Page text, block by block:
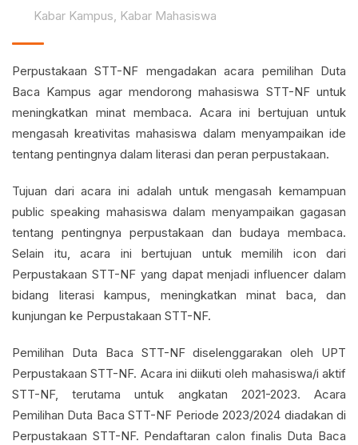
Kabar Kampus, Kabar Mahasiswa
Perpustakaan STT-NF mengadakan acara pemilihan Duta
Baca Kampus agar mendorong mahasiswa STT-NF untuk
meningkatkan minat membaca. Acara ini bertujuan untuk
mengasah kreativitas mahasiswa dalam menyampaikan ide
tentang pentingnya dalam literasi dan peran perpustakaan.
Tujuan dari acara ini adalah untuk mengasah kemampuan
public speaking mahasiswa dalam menyampaikan gagasan
tentang pentingnya perpustakaan dan budaya membaca.
Selain itu, acara ini bertujuan untuk memilih icon dari
Perpustakaan STT-NF yang dapat menjadi influencer dalam
bidang literasi kampus, meningkatkan minat baca, dan
kunjungan ke Perpustakaan STT-NF.
Pemilihan Duta Baca STT-NF diselenggarakan oleh UPT
Perpustakaan STT-NF. Acara ini diikuti oleh mahasiswa/i aktif
STT-NF, terutama untuk angkatan 2021-2023. Acara
Pemilihan Duta Baca STT-NF Periode 2023/2024 diadakan di
Perpustakaan STT-NF. Pendaftaran calon finalis Duta Baca